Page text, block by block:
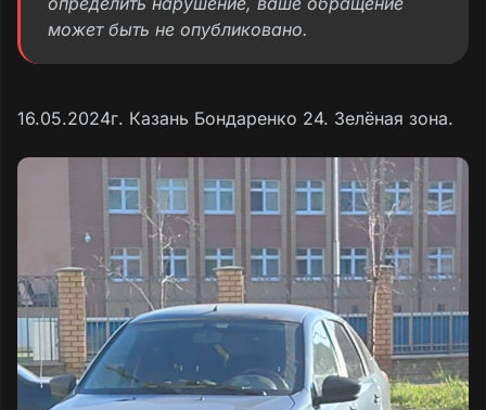
может быть не опубликовано.
16.05.2024г. Казань Бондаренко 24. Зелёная зона.